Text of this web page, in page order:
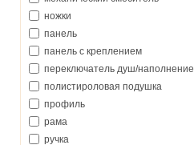
Ideal Standart (Германия)
Ido (Финляндия)
Jacuzzi (Италия)
Kaldewei (Германия)
Keramag (Германия)
Kerasan (Италия)
Kermi (Германия)
Kludi (Германия)
ножки
панель
панель с креплением
переключатель душ/наполнение
полистироловая подушка
профиль
рама
ручка